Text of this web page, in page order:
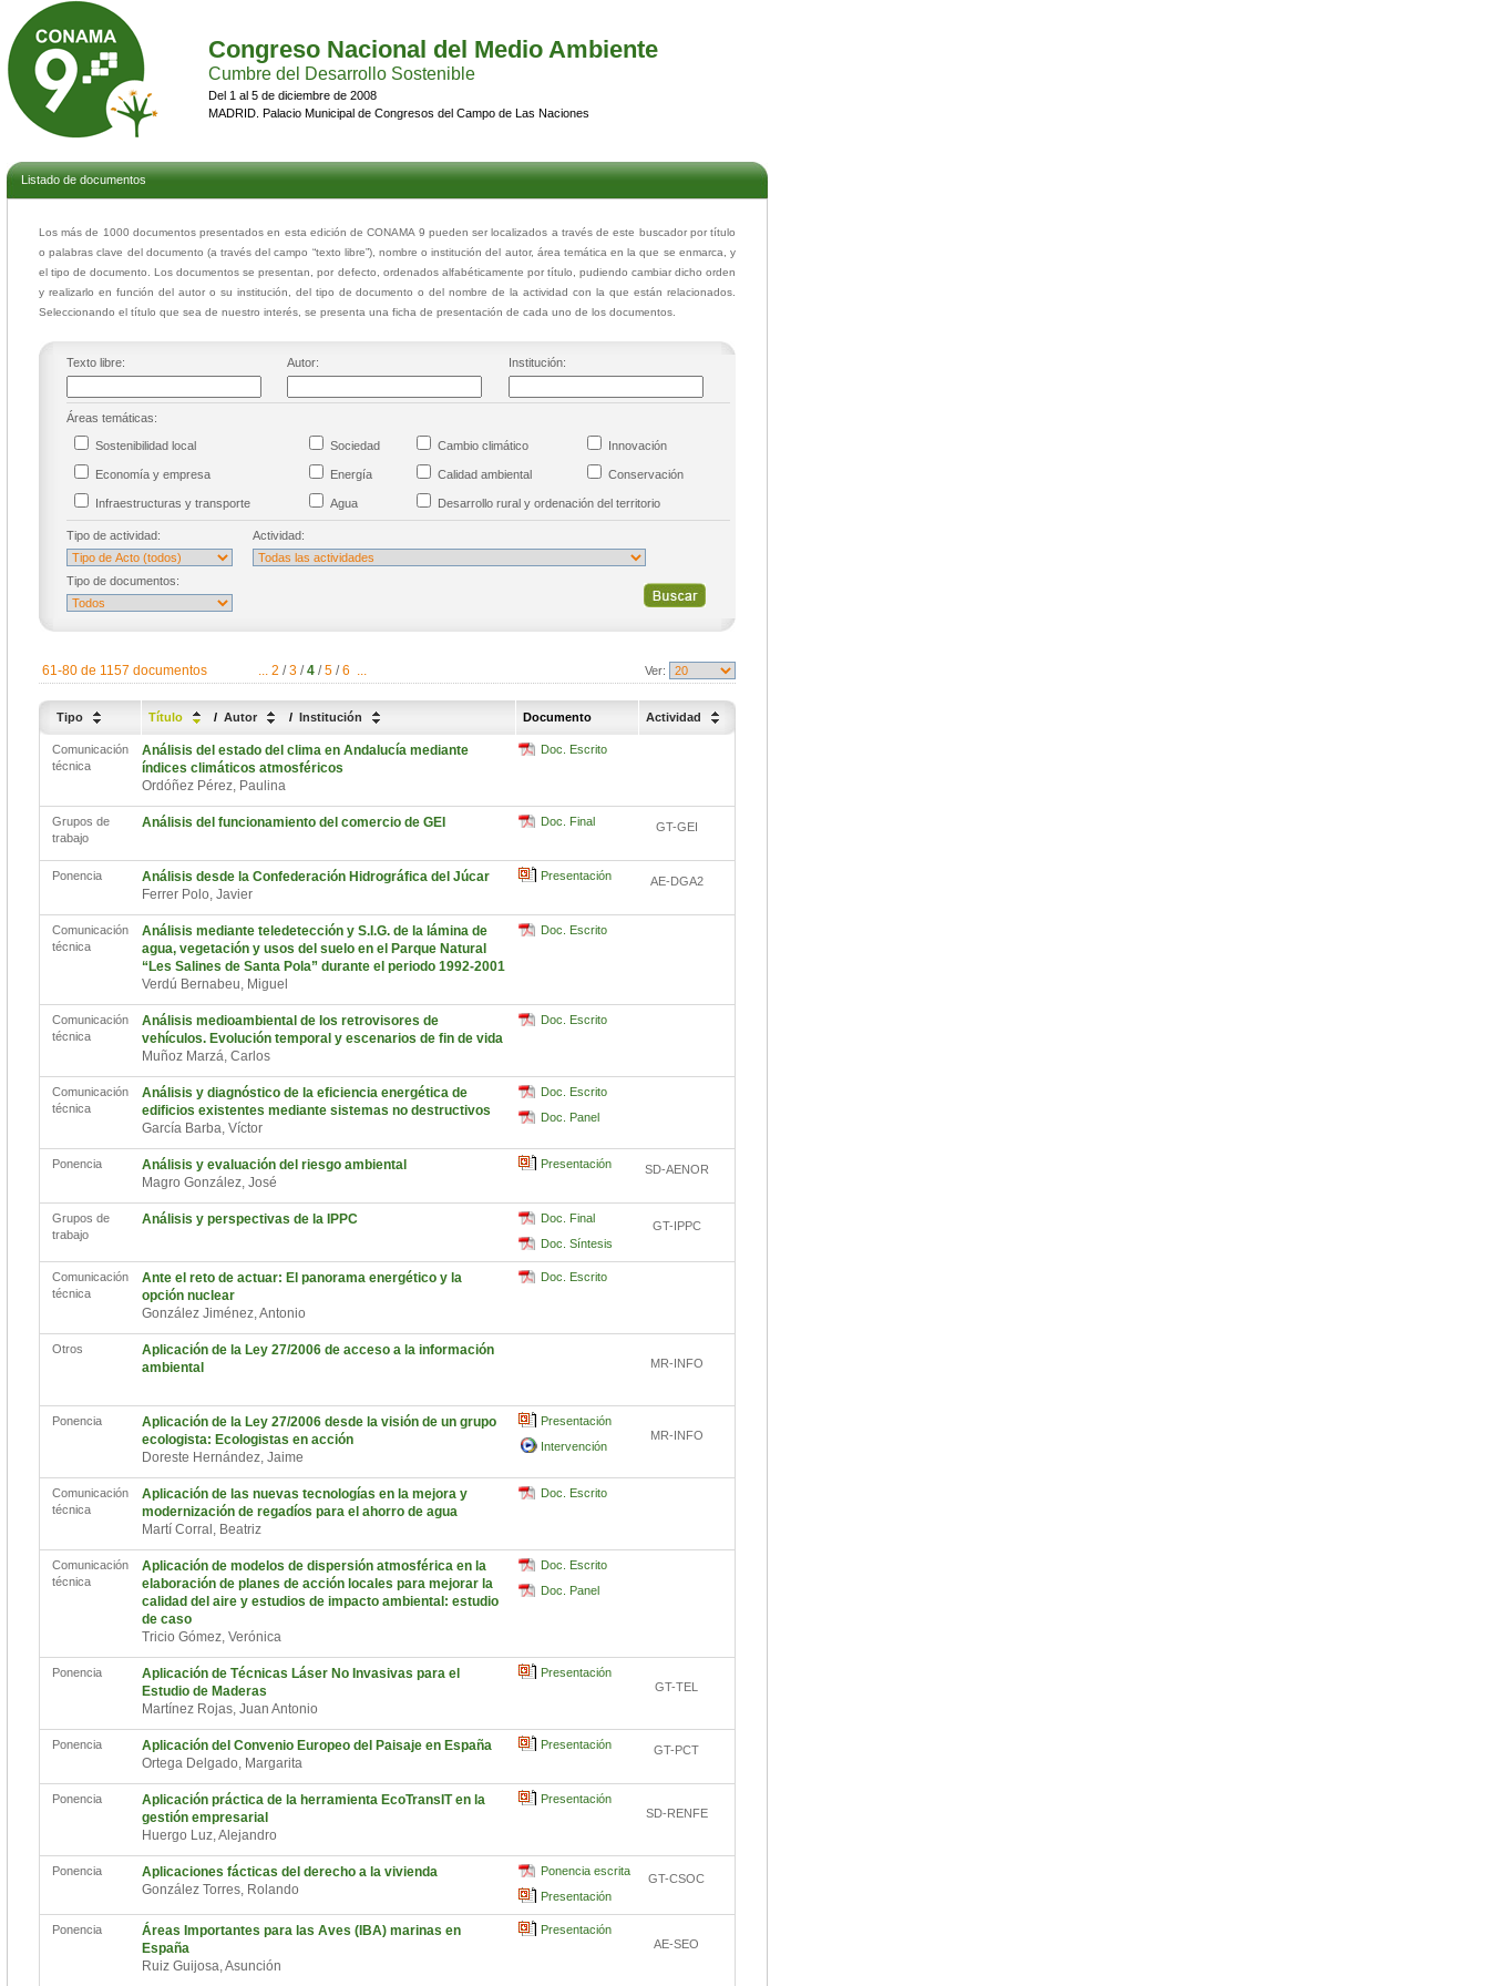
Congreso Nacional del Medio Ambiente
Cumbre del Desarrollo Sostenible
Del 1 al 5 de diciembre de 2008
MADRID. Palacio Municipal de Congresos del Campo de Las Naciones
Listado de documentos
Los más de 1000 documentos presentados en esta edición de CONAMA 9 pueden ser localizados a través de este buscador por título
o palabras clave del documento (a través del campo “texto libre”), nombre o institución del autor, área temática en la que se enmarca, y
el tipo de documento. Los documentos se presentan, por defecto, ordenados alfabéticamente por título, pudiendo cambiar dicho orden
y realizarlo en función del autor o su institución, del tipo de documento o del nombre de la actividad con la que están relacionados.
Seleccionando el título que sea de nuestro interés, se presenta una ficha de presentación de cada uno de los documentos.
Texto libre: Autor: Institución:
Áreas temáticas:
Sostenibilidad local Sociedad Cambio climático Innovación
Economía y empresa Energía Calidad ambiental Conservación
Infraestructuras y transporte Agua Desarrollo rural y ordenación del territorio
Tipo de actividad: Actividad:
Tipo de documentos:
61-80 de 1157 documentos ... 2 / 3 /4 / 5 / 6 ... Ver:
Tipo Título / Autor / Institución Documento Actividad
Comunicación
técnica
Análisis del estado del clima en Andalucía mediante
índices climáticos atmosféricos
Ordóñez Pérez, Paulina
Doc. Escrito
Grupos de
trabajo
Análisis del funcionamiento del comercio de GEI Doc. Final GT-GEI
Ponencia
Análisis desde la Confederación Hidrográfica del Júcar
Ferrer Polo, Javier
Presentación AE-DGA2
Comunicación
técnica
Análisis mediante teledetección y S.I.G. de la lámina de
agua, vegetación y usos del suelo en el Parque Natural
“Les Salines de Santa Pola” durante el periodo 1992-2001
Verdú Bernabeu, Miguel
Doc. Escrito
Comunicación
técnica
Análisis medioambiental de los retrovisores de
vehículos. Evolución temporal y escenarios de fin de vida
Muñoz Marzá, Carlos
Doc. Escrito
Comunicación
técnica
Análisis y diagnóstico de la eficiencia energética de
edificios existentes mediante sistemas no destructivos
García Barba, Víctor
Doc. Escrito
Doc. Panel
Ponencia
Análisis y evaluación del riesgo ambiental
Magro González, José
Presentación SD-AENOR
Grupos de
trabajo
Análisis y perspectivas de la IPPC
Doc. Final
Doc. Síntesis
GT-IPPC
Comunicación
técnica
Ante el reto de actuar: El panorama energético y la
opción nuclear
González Jiménez, Antonio
Doc. Escrito
Otros
Aplicación de la Ley 27/2006 de acceso a la información
ambiental
MR-INFO
Ponencia
Aplicación de la Ley 27/2006 desde la visión de un grupo
ecologista: Ecologistas en acción
Doreste Hernández, Jaime
Presentación
Intervención
MR-INFO
Comunicación
técnica
Aplicación de las nuevas tecnologías en la mejora y
modernización de regadíos para el ahorro de agua
Martí Corral, Beatriz
Doc. Escrito
Comunicación
técnica
Aplicación de modelos de dispersión atmosférica en la
elaboración de planes de acción locales para mejorar la
calidad del aire y estudios de impacto ambiental: estudio
de caso
Tricio Gómez, Verónica
Doc. Escrito
Doc. Panel
Ponencia
Aplicación de Técnicas Láser No Invasivas para el
Estudio de Maderas
Martínez Rojas, Juan Antonio
Presentación
GT-TEL
Ponencia
Aplicación del Convenio Europeo del Paisaje en España
Ortega Delgado, Margarita
Presentación GT-PCT
Ponencia
Aplicación práctica de la herramienta EcoTransIT en la
gestión empresarial
Huergo Luz, Alejandro
Presentación
SD-RENFE
Ponencia
Aplicaciones fácticas del derecho a la vivienda
González Torres, Rolando
Ponencia escrita
Presentación
GT-CSOC
Ponencia
Áreas Importantes para las Aves (IBA) marinas en
España
Ruiz Guijosa, Asunción
Presentación
AE-SEO